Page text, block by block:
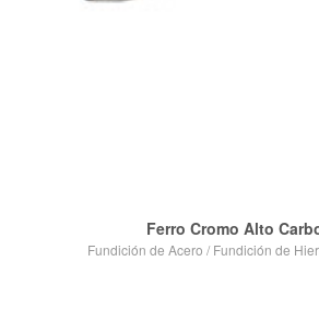
Ferro Cromo Alto
Fundición de Acero /Fundición de